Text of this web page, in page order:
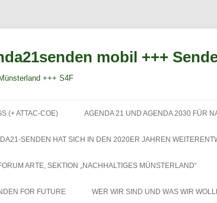
mobil +++
+++ S4F
Inhalt
(+ ATTAC-COE) AGENDA 21 UND AGENDA 2030 FÜR
SENDEN HAT SICH IN DEN 2020ER JAHREN
ARTE, SEKTION „NACHHALTIGES MÜNSTERLAND“
FOR FUTURE WER WIR SIND UND WAS WIR